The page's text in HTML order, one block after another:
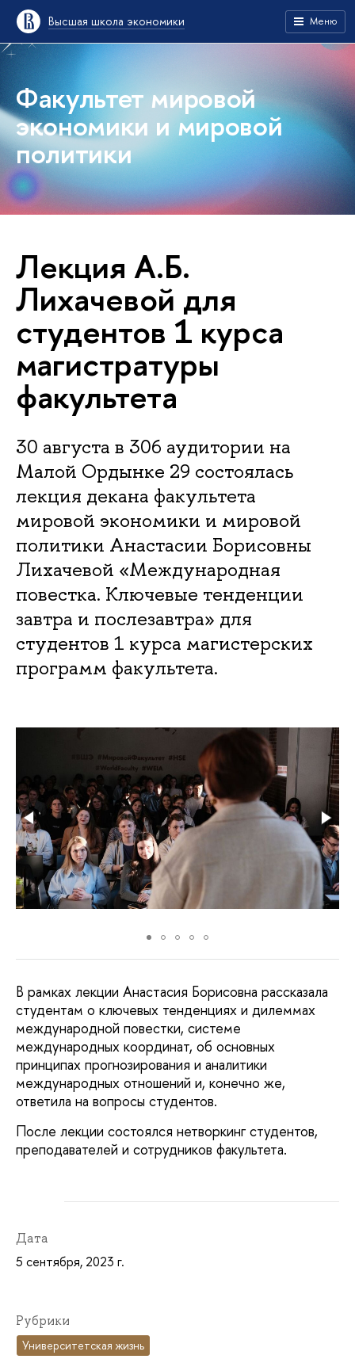
Высшая школа экономики Меню
Факультет мировой
экономики и мировой
политики
Лекция А.Б.
Лихачевой для
студентов 1 курса
магистратуры
факультета
30 августа в 306 аудитории на
Малой Ордынке 29 состоялась
лекция декана факультета
мировой экономики и мировой
политики Анастасии Борисовны
Лихачевой «Международная
повестка. Ключевые тенденции
завтра и послезавтра» для
студентов 1 курса магистерских
программ факультета.
В рамках лекции Анастасия Борисовна рассказала
студентам о ключевых тенденциях и дилеммах
международной повестки, системе
международных координат, об основных
принципах прогнозирования и аналитики
международных отношений и, конечно же,
ответила на вопросы студентов.
После лекции состоялся нетворкинг студентов,
преподавателей и сотрудников факультета.
Дата
5 сентября, 2023 г.
Рубрики
Университетская жизнь